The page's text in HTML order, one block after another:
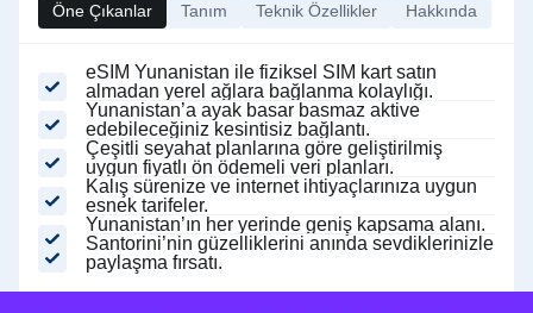
Öne Çıkanlar Tanım Teknik Özellikler Hakkında
eSIM Yunanistan ile fiziksel SIM kart satın
almadan yerel ağlara bağlanma kolaylığı.
Yunanistan’a ayak basar basmaz aktive
edebileceğiniz kesintisiz bağlantı.
Çeşitli seyahat planlarına göre geliştirilmiş
uygun fiyatlı ön ödemeli veri planları.
Kalış sürenize ve internet ihtiyaçlarınıza uygun
esnek tarifeler.
Yunanistan’ın her yerinde geniş kapsama alanı.
Santorini’nin güzelliklerini anında sevdiklerinizle
paylaşma fırsatı.